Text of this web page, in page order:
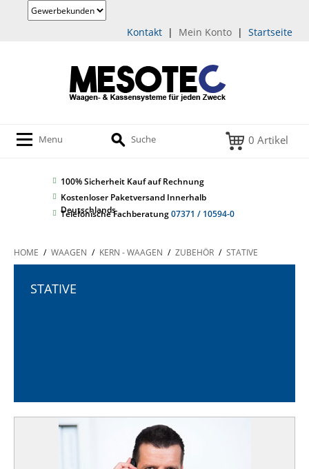
Startseite
|
Mein Konto
|
Kontakt
Menu Suche 0 Artikel
100% Sicherheit Kauf auf Rechnung
Kostenloser Paketversand Innerhalb
Deutschlands
Telefonische Fachberatung07371 / 10594-0
HOME / WAAGEN / KERN - WAAGEN / ZUBEHÖR / STATIVE
STATIVE